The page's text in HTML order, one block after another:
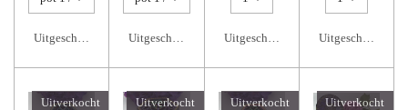
Uitgeschakeld Uitgeschakeld Uitgeschakeld Uitgeschakeld
Uitverkocht Uitverkocht Uitverkocht Uitverkocht